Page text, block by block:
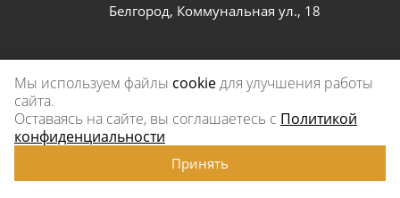
Белгород, Коммунальная ул., 18
Мы используем файлы cookieдля улучшения работы
сайта.
Оставаясь на сайте, вы соглашаетесь с Политикой
конфиденциальности
Принять